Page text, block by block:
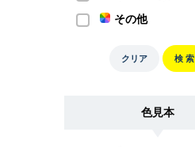
その他
クリア 検 索
色見本